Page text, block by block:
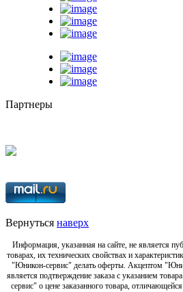
Партнеры
Вернуться наверх
Информация, указанная на сайте, не является
товарах, их технических свойствах и
"Юникон-сервис" делать оферты. Акцептом
является подтверждение заказа с указанием
сервис" о цене заказанного товара,